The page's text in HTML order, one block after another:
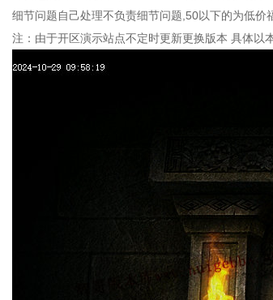
细节问题自己处理不负责细节问题,50以下的为低
注：由于开区演示站点不定时更新更换版本 具体以